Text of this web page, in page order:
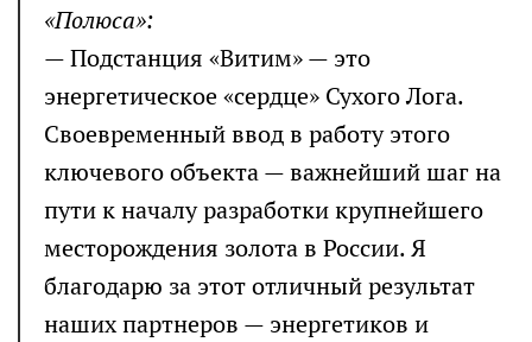
«Полюса»:
— Подстанция «Витим» — это
энергетическое «сердце» Сухого Лога.
Своевременный ввод в работу этого
ключевого объекта — важнейший шаг на
пути к началу разработки крупнейшего
месторождения золота в России. Я
благодарю за этот отличный результат
наших партнеров — энергетиков и